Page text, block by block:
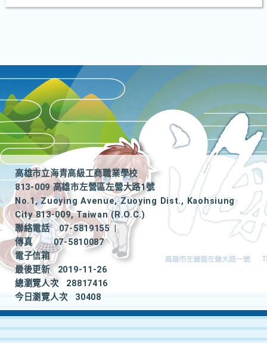
高雄市立海青高級工商職業學校
813-009 高雄市左營區左營大路1號
No.1, Zuoying Avenue, Zuoying Dist., Kaohsiung
City 813-009, Taiwan (R.O.C.)
聯絡電話
07-5819155
|
傳真
07-5810087
電子信箱
最後更新
2019-11-26
總瀏覽人次
28817416
今日瀏覽人次
30408